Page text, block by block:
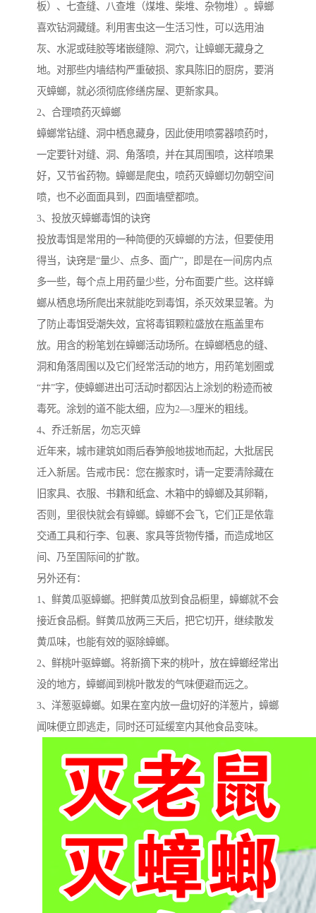
板）、七查缝、八查堆（煤堆、柴堆、杂物堆）。蟑螂
喜欢钻洞藏缝。利用害虫这一生活习性，可以选用油
灰、水泥或硅胶等堵嵌缝隙、洞穴，让蟑螂无藏身之
地。对那些内墙结构严重破损、家具陈旧的厨房，要消
灭蟑螂，就必须彻底修缮房屋、更新家具。
2、合理喷药灭蟑螂
蟑螂常钻缝、洞中栖息藏身，因此使用喷雾器喷药时，
一定要针对缝、洞、角落喷，并在其周围喷，这样喷果
好，又节省药物。蟑螂是爬虫，喷药灭蟑螂切勿朝空间
喷，也不必面面具到，四面墙壁都喷。
3、投放灭蟑螂毒饵的诀窍
投放毒饵是常用的一种简便的灭蟑螂的方法，但要使用
得当，诀窍是“量少、点多、面广”，即是在一间房内点
多一些，每个点上用药量少些，分布面要广些。这样蟑
螂从栖息场所爬出来就能吃到毒饵，杀灭效果显箸。为
了防止毒饵受潮失效，宜将毒铒颗粒盛放在瓶盖里布
放。用含的粉笔划在蟑螂活动场所。在蟑螂栖息的缝、
洞和角落周围以及它们经常活动的地方，用药笔划圈或
“井”字，使蟑螂进出可活动时都因沾上涂划的粉迹而被
毒死。涂划的道不能太细，应为2—3厘米的粗线。
4、乔迁新居，勿忘灭蟑
近年来，城市建筑如雨后春笋般地拔地而起，大批居民
迁入新居。告戒市民：您在搬家时，请一定要清除藏在
旧家具、衣服、书籍和纸盒、木箱中的蟑螂及其卵鞘，
否则，里很快就会有蟑螂。蟑螂不会飞，它们正是依靠
交通工具和行李、包裹、家具等货物传播，而造成地区
间、乃至国际间的扩散。
另外还有：
1、鲜黄瓜驱蟑螂。把鲜黄瓜放到食品橱里，蟑螂就不会
接近食品橱。鲜黄瓜放两三天后，把它切开，继续散发
黄瓜味，也能有效的驱除蟑螂。
2、鲜桃叶驱蟑螂。将新摘下来的桃叶，放在蟑螂经常出
没的地方，蟑螂闻到桃叶散发的气味便避而远之。
3、洋葱驱蟑螂。如果在室内放一盘切好的洋葱片，蟑螂
闻味便立即逃走，同时还可延缓室内其他食品变味。